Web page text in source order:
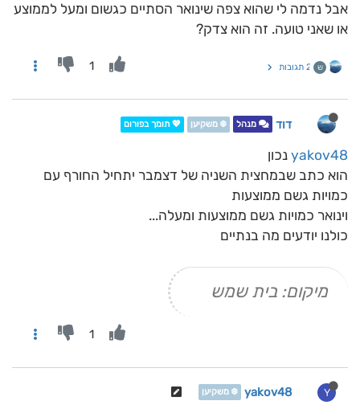
אבל נדמה לי שהוא צפה שינואר הסתיים כגשום ומעל לממוצע
או שאני טועה. זה הוא צדק?
ש 2 תגובות 1
דוד מנהל ❄️ משקיען 💖 תומך בפורום
yakov48 נכון
הוא כתב שבמחצית השניה של דצמבר יתחיל החורף עם
כמויות גשם ממוצעות
וינואר כמויות גשם ממוצעות ומעלה...
כולנו יודעים מה בנתיים
מיקום: בית שמש
1
Y
yakov48 ❄️ משקיען